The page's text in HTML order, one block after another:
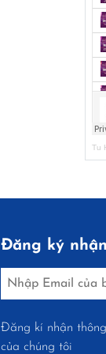
Tu
Đăng ký
Đăng kí nhận
của chúng tôi